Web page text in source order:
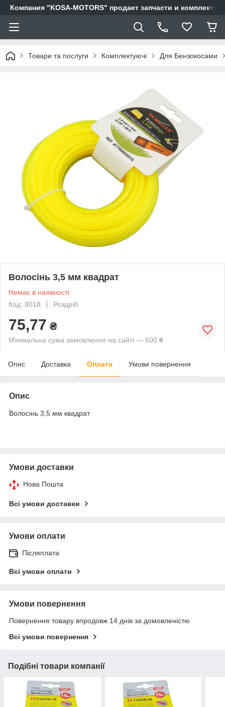
Компания "KOSA-MOTORS" продает запчасти и
Товари та послуги Комплектуючі Для Бензокосами
Волосінь 3,5 мм квадрат
Немає в наявності
Код: 8018
Роздріб
75,77 ₴
Мінімальна сума замовлення на сайті — 500 ₴
Опис Доставка Оплата Умови повернення
Опис
Волосінь 3,5 мм квадрат
Умови доставки
Нова Пошта
Всі умови доставки
Умови оплати
Післяплата
Всі умови оплати
Умови повернення
Повернення товару впродовж 14 днів за домовленістю
Всі умови повернення
Подібні товари компанії